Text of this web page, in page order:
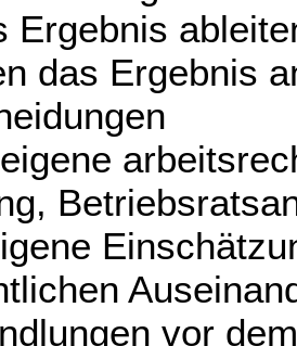
Ergebnis
das Ergebnis
vor